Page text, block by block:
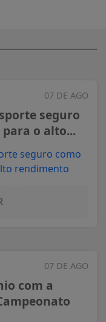
07 DE AGO
seguro
o alto...
07 DE AGO
com a